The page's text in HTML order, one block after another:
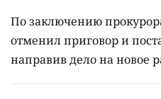
По заключению
отменил приговор и
направив дело на новое